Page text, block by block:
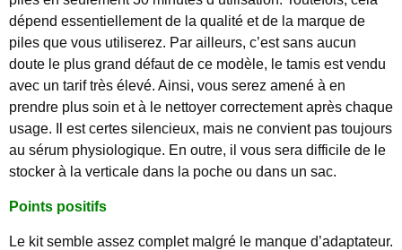
dépend essentiellement de la qualité et de la marque de
piles que vous utiliserez. Par ailleurs, c’est sans aucun
doute le plus grand défaut de ce modèle, le tamis est vendu
avec un tarif très élevé. Ainsi, vous serez amené à en
prendre plus soin et à le nettoyer correctement après chaque
usage. Il est certes silencieux, mais ne convient pas toujours
au sérum physiologique. En outre, il vous sera difficile de le
stocker à la verticale dans la poche ou dans un sac.
Points positifs
Le kit semble assez complet malgré le manque d’adaptateur.